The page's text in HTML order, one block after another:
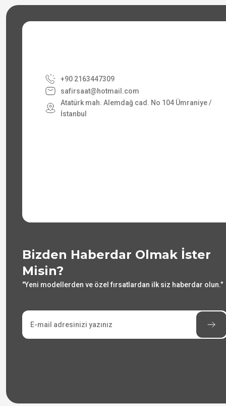
+90 2163447309
safirsaat@hotmail.com
Atatürk mah. Alemdağ cad. No 104 Ümraniye /
İstanbul
Bizden Haberdar Olmak İster
Misin?
"Yeni modellerden ve özel fırsatlardan ilk siz haberdar olun."